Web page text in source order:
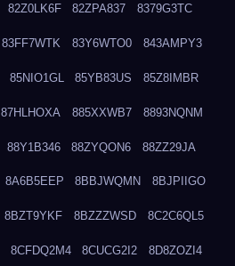
82Z0LK6F 82ZPA837 8379G3TC
83FF7WTK 83Y6WTO0 843AMPY3
85NIO1GL 85YB83US 85Z8IMBR
87HLHOXA 885XXWB7 8893NQNM
88Y1B346 88ZYQON6 88ZZ29JA
8A6B5EEP 8BBJWQMN 8BJPIIGO
8BZT9YKF 8BZZZWSD 8C2C6QL5
8CFDQ2M4 8CUCG2I2 8D8ZOZI4